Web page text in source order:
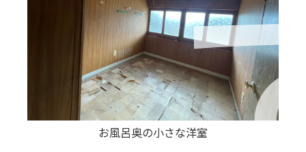
お風呂奥の小さな洋室